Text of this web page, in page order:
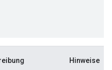
Hinweise